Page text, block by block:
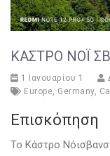
ΚΆΣΤΡΟ ΝΌΙ
1 Ιανουαρίου 1
Europe, Germany,
Επισκόπηση
Το Κάστρο